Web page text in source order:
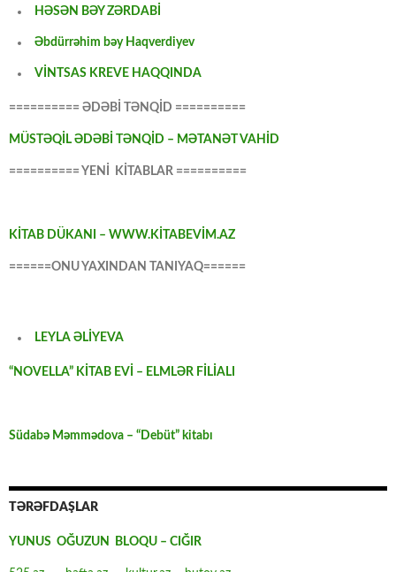
HƏSƏN BƏY ZƏRDABİ
Əbdürrəhim bəy Haqverdiyev
VİNTSAS KREVE HAQQINDA
========== ƏDƏBİ TƏNQİD ==========
MÜSTƏQİL ƏDƏBİ TƏNQİD – MƏTANƏT VAHİD
========== YENİ KİTABLAR ==========
KİTAB DÜKANI – WWW.KİTABEVİM.AZ
======ONU YAXINDAN TANIYAQ======
LEYLA ƏLİYEVA
“NOVELLA” KİTAB EVİ – ELMLƏR FİLİALI
Südabə Məmmədova – “Debüt” kitabı
TƏRƏFDAŞLAR
YUNUS OĞUZUN BLOQU – CIĞIR